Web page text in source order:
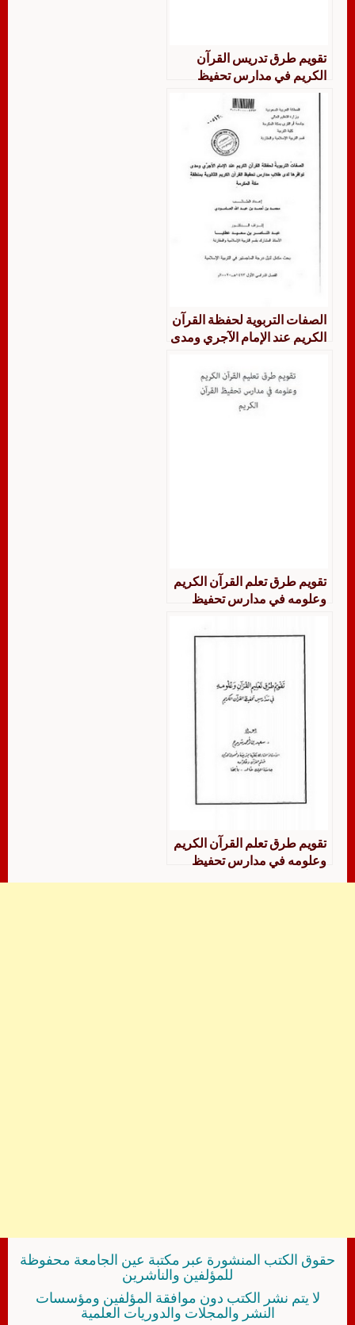
تقويم طرق تدريس القرآن
الكريم في مدارس تحفيظ
القرآن التابعة لوزارة المعارف
الصفات التربوية لحفظة القرآن
الكريم عند الإمام الآجري ومدى
تحفيظ القرآن الكريم الثانوية
بمنطقة مكة المكرمة
تقويم طرق تعلم القرآن الكريم
وعلومه في مدارس تحفيظ
تقويم طرق تعلم القرآن الكريم
وعلومه في مدارس تحفيظ
حقوق الكتب المنشورة عبر مكتبة عين الجامعة محفوظة
للمؤلفين والناشرين
لا يتم نشر الكتب دون موافقة المؤلفين ومؤسسات
النشر والمجلات والدوريات العلمية